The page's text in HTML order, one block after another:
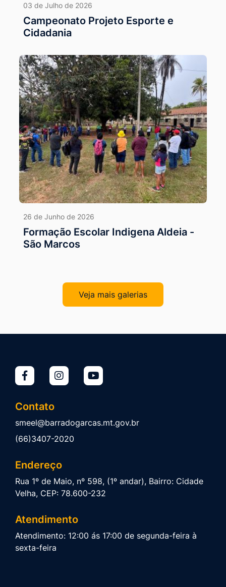
03 de Julho de 2026
Campeonato Projeto Esporte e
Cidadania
26 de Junho de 2026
Formação Escolar Indigena Aldeia -
São Marcos
Veja mais galerias
Contato
smeel@barradogarcas.mt.gov.br
(66)3407-2020
Endereço
Rua 1º de Maio, nº 598, (1º andar), Bairro: Cidade
Velha, CEP: 78.600-232
Atendimento
Atendimento: 12:00 ás 17:00 de segunda-feira à
sexta-feira